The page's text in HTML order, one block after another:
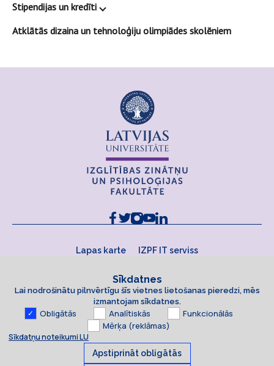
Stipendijas un kredīti
Atklātās dizaina un tehnoloģiju olimpiādes skolēniem
Lapas karte IZPF IT serviss
Sīkdatnes
Lai nodrošinātu pilnvērtīgu šīs vietnes lietošanas pieredzi, mēs
izmantojam sīkdatnes.
Obligātās Analītiskās
Funkcionālās
Mērķa (reklāmas)
Sīkdatņu noteikumi LU
Apstiprināt obligātās